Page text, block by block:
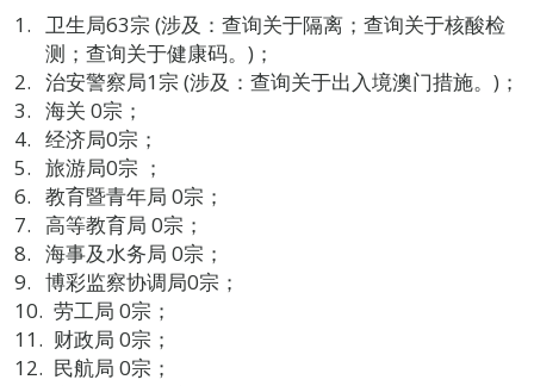
卫生局63宗 (涉及：查询关于隔离；查询关于核酸检
测；查询关于健康码。)；
治安警察局1宗 (涉及：查询关于出入境澳门措施。)；
海关 0宗；
经济局0宗；
旅游局0宗 ；
教育暨青年局 0宗；
高等教育局 0宗；
海事及水务局 0宗；
博彩监察协调局0宗；
劳工局 0宗；
财政局 0宗；
民航局 0宗；